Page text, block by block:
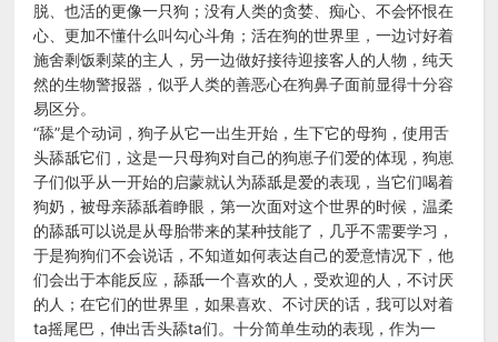
脱、也活的更像一只狗；没有人类的贪婪、痴心、不会怀恨在
心、更加不懂什么叫勾心斗角；活在狗的世界里，一边讨好着
施舍剩饭剩菜的主人，另一边做好接待迎接客人的人物，纯天
然的生物警报器，似乎人类的善恶心在狗鼻子面前显得十分容
易区分。
“舔”是个动词，狗子从它一出生开始，生下它的母狗，使用舌
头舔舐它们，这是一只母狗对自己的狗崽子们爱的体现，狗崽
子们似乎从一开始的启蒙就认为舔舐是爱的表现，当它们喝着
狗奶，被母亲舔舐着睁眼，第一次面对这个世界的时候，温柔
的舔舐可以说是从母胎带来的某种技能了，几乎不需要学习，
于是狗狗们不会说话，不知道如何表达自己的爱意情况下，他
们会出于本能反应，舔舐一个喜欢的人，受欢迎的人，不讨厌
的人；在它们的世界里，如果喜欢、不讨厌的话，我可以对着
ta摇尾巴，伸出舌头舔ta们。十分简单生动的表现，作为一